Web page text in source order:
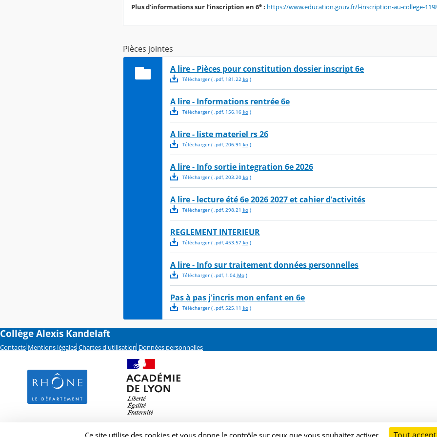
Plus d’informations sur l’inscription en 6e : https://www.education.gouv.fr/l-inscription-au-college-
Pièces jointes
A lire - Pièces pour constitution dossier inscript 6e
Télécharger( .pdf, 181.22 ko)
A lire - Informations rentrée 6e
Télécharger( .pdf, 156.16 ko)
A lire - liste materiel rs 26
Télécharger( .pdf, 206.91 ko)
A lire - Info sortie integration 6e 2026
Télécharger( .pdf, 203.20 ko)
A lire - lecture été 6e 2026 2027 et cahier d'activités
Télécharger( .pdf, 298.21 ko)
REGLEMENT INTERIEUR
Télécharger( .pdf, 453.57 ko)
A lire - Info sur traitement données personnelles
Télécharger( .pdf, 1.04 Mo)
Pas à pas j'incris mon enfant en 6e
Télécharger( .pdf, 525.11 ko)
Collège Alexis Kandelaft
Contacts Mentions légales Chartes d'utilisation Données personnelles
Ce site utilise des cookies et vous donne le contrôle sur ceux que vous souhaitez activer